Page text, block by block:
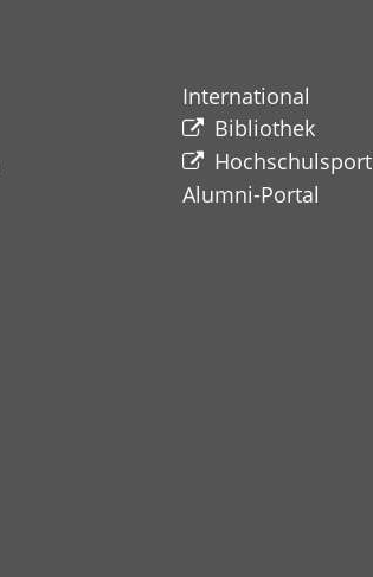
International
Bibliothek
Hochschulsport
Alumni-Portal​​​​​​​